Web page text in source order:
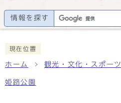
情報を探す
現在位置
ホーム 観光・文化・スポーツ
姫路公園